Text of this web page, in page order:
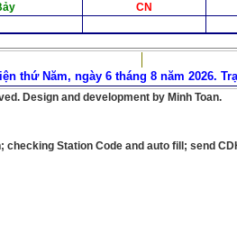
CN
thứ Năm, ngày 6 tháng 8 năm 2026.
Design and development by Minh Toan.
checking Station Code and auto fill; send